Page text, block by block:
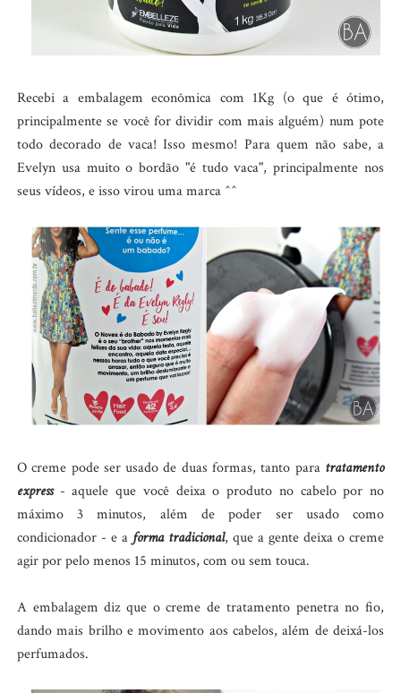
Recebi a embalagem econômica com 1Kg (o que é ótimo,
principalmente se você for dividir com mais alguém) num pote
todo decorado de vaca! Isso mesmo! Para quem não sabe, a
Evelyn usa muito o bordão "é tudo vaca", principalmente nos
seus vídeos, e isso virou uma marca ^^
O creme pode ser usado de duas formas, tanto para tratamento
express- aquele que você deixa o produto no cabelo por no
máximo 3 minutos, além de poder ser usado como
condicionador - e a forma tradicional, que a gente deixa o creme
agir por pelo menos 15 minutos, com ou sem touca.
A embalagem diz que o creme de tratamento penetra no fio,
dando mais brilho e movimento aos cabelos, além de deixá-los
perfumados.